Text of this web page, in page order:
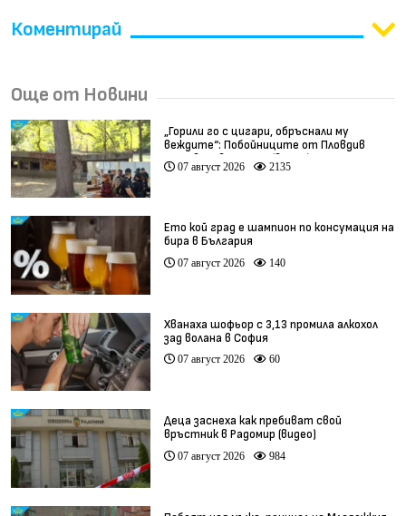
Коментирай
Още от Новини
„Горили го с цигари, обръснали му
веждите“: Побойниците от Пловдив
остават в ареста (видео)
07 август 2026 2135
Ето кой град е шампион по консумация на
бира в България
07 август 2026 140
Хванаха шофьор с 3,13 промила алкохол
зад волана в София
07 август 2026 60
Деца заснеха как пребиват свой
връстник в Радомир (видео)
07 август 2026 984